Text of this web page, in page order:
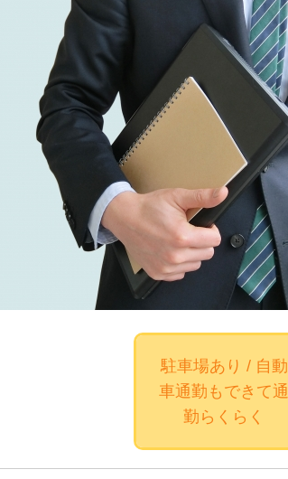
駐車場あり / 自動
車通勤もできて通
勤らくらく